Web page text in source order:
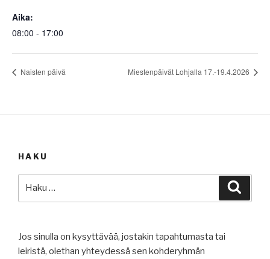
Aika:
08:00 - 17:00
Naisten päivä Miestenpäivät Lohjalla 17.-19.4.2026
HAKU
Jos sinulla on kysyttävää, jostakin tapahtumasta tai
leiristä, olethan yhteydessä sen kohderyhmän